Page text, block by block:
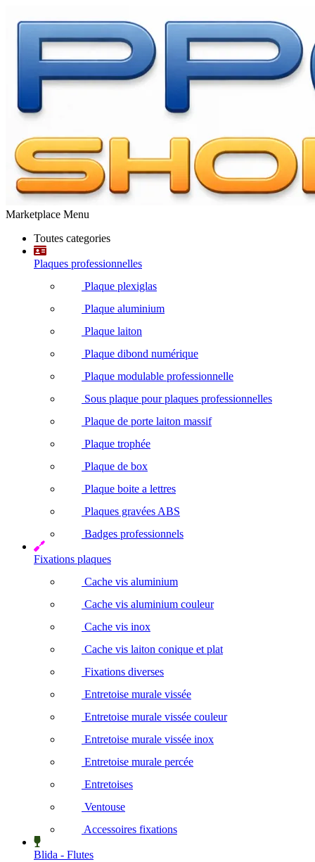
Marketplace Menu
Toutes categories
Plaques professionnelles
Plaque plexiglas
Plaque aluminium
Plaque laiton
Plaque dibond numérique
Plaque modulable professionnelle
Sous plaque pour plaques professionnelles
Plaque de porte laiton massif
Plaque trophée
Plaque de box
Plaque boite a lettres
Plaques gravées ABS
Badges professionnels
Fixations plaques
Cache vis aluminium
Cache vis aluminium couleur
Cache vis inox
Cache vis laiton conique et plat
Fixations diverses
Entretoise murale vissée
Entretoise murale vissée couleur
Entretoise murale vissée inox
Entretoise murale percée
Entretoises
Ventouse
Accessoires fixations
Blida - Flutes